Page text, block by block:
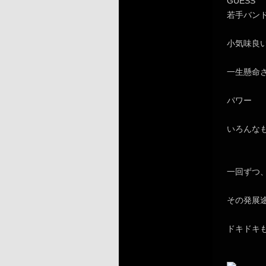
若手バン
小気味良
一生懸命
パワー
いろんな
一回ずつ
その発展
ドキドキ